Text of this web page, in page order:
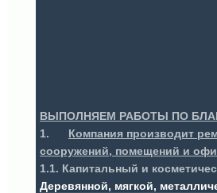
ВЫПОЛНЯЕМ РАБОТЫ ПО
1.
Компания производит
сооружений, помещений и
1.1. Капитальный и
Деревянной, мягкой,